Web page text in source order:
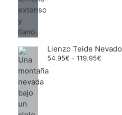
Lienzo Teide Nevado
54.95€ - 119.95€